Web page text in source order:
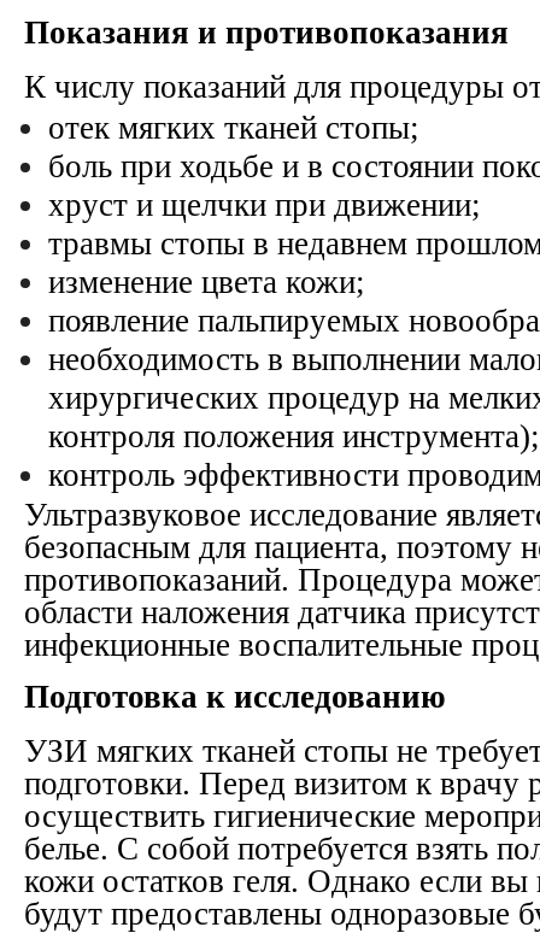
Показания и противопоказания
К числу показаний для процедуры
отек мягких тканей стопы;
боль при ходьбе и в состоянии
хруст и щелчки при движении;
травмы стопы в недавнем
изменение цвета кожи;
появление пальпируемых
необходимость в выполнении
хирургических процедур на
контроля положения инструмента);
контроль эффективности
Ультразвуковое исследование
безопасным для пациента, поэтому
противопоказаний. Процедура
области наложения датчика
инфекционные воспалительные
Подготовка к исследованию
УЗИ мягких тканей стопы не
подготовки. Перед визитом к врачу
осуществить гигиенические
белье. С собой потребуется взять
кожи остатков геля. Однако если вы
будут предоставлены одноразовые